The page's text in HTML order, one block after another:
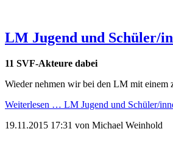
LM Jugend und Schüler/
11 SVF-Akteure dabei
Wieder nehmen wir bei den LM mit einem
Weiterlesen … LM Jugend und Schüler/
19.11.2015 17:31 von Michael Weinhold